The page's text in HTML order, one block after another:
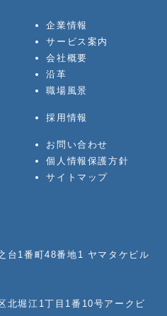
企業情報
サービス案内
会社概要
沿革
職場風景
採用情報
お問い合わせ
個人情報保護方針
サイトマップ
台1番町48番地1 ヤマタケビル
北堀江1丁目1番10号アークビ